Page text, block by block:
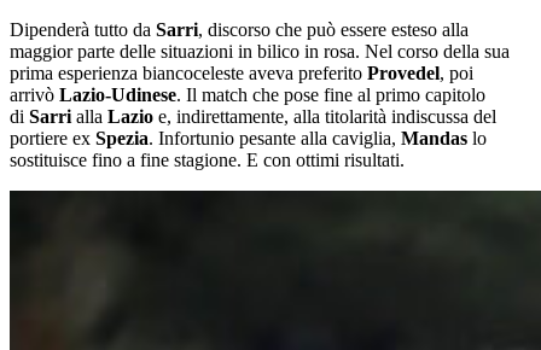
Dipenderà tutto da Sarri, discorso che può essere esteso alla
maggior parte delle situazioni in bilico in rosa. Nel corso della sua
prima esperienza biancoceleste aveva preferito Provedel, poi
arrivò Lazio-Udinese. Il match che pose fine al primo capitolo
di Sarri alla Lazio e, indirettamente, alla titolarità indiscussa del
portiere ex Spezia. Infortunio pesante alla caviglia, Mandas lo
sostituisce fino a fine stagione. E con ottimi risultati.